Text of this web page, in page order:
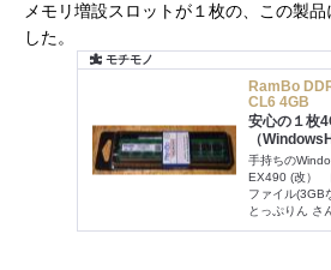
メモリ増設スロットが１枚の、この製
した。